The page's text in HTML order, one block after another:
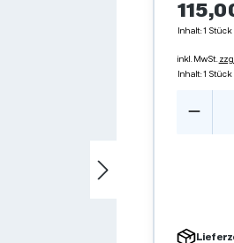
Regulärer
Inhalt:1 Stück
inkl. MwSt.
Inhalt:1 Stück